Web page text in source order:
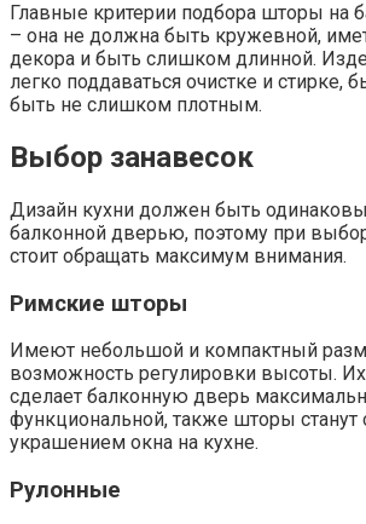
Главные критерии подбора шторы на
– она не должна быть кружевной,
декора и быть слишком длинной.
легко поддаваться очистке и стирке,
быть не слишком плотным.
Выбор занавесок
Дизайн кухни должен быть
балконной дверью, поэтому при
стоит обращать максимум внимания.
Римские шторы
Имеют небольшой и компактный
возможность регулировки высоты.
сделает балконную дверь
функциональной, также шторы станут
украшением окна на кухне.
Рулонные